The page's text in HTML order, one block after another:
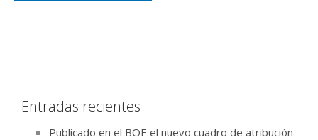
Entradas recientes
Publicado en el BOE el nuevo cuadro de atribución